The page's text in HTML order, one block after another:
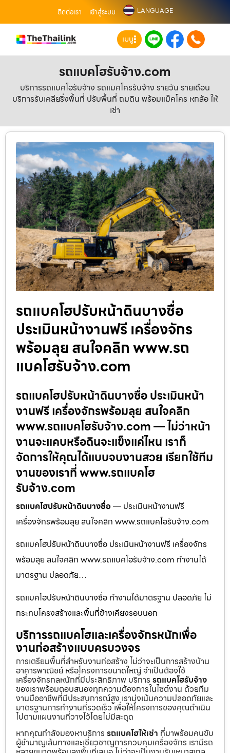
ติดต่อเรา เข้าสู่ระบบ LANGUAGE
เมนู
รถแบคโฮรับจ้าง.com
บริการรถแบคโฮรับจ้าง รถแมคโครรับจ้าง รายวัน รายเดือน
บริการรับเคลียริ่งพื้นที่ ปรับพื้นที่ ถมดิน พร้อมแม็คโคร หกล้อ ให้
เช่า
รถแบคโฮปรับหน้าดินบางซื่อ
ประเมินหน้างานฟรี เครื่องจักร
พร้อมลุย สนใจคลิก www.รถ
แบคโฮรับจ้าง.com
รถแบคโฮปรับหน้าดินบางซื่อ ประเมินหน้า
งานฟรี เครื่องจักรพร้อมลุย สนใจคลิก
www.รถแบคโฮรับจ้าง.com — ไม่ว่าหน้า
งานจะแคบหรือดินจะแข็งแค่ไหน เราก็
จัดการให้คุณได้แบบจบงานสวย เรียกใช้ทีม
งานของเราที่ www.รถแบคโฮ
รับจ้าง.com
รถแบคโฮปรับหน้าดินบางซื่อ— ประเมินหน้างานฟรี
เครื่องจักรพร้อมลุย สนใจคลิก www.รถแบคโฮรับจ้าง.com
รถแบคโฮปรับหน้าดินบางซื่อ ประเมินหน้างานฟรี เครื่องจักร
พร้อมลุย สนใจคลิก www.รถแบคโฮรับจ้าง.com ทำงานได้
มาตรฐาน ปลอดภัย…
รถแบคโฮปรับหน้าดินบางซื่อ ทำงานได้มาตรฐาน ปลอดภัย ไม่
กระทบโครงสร้างและพื้นที่ข้างเคียงรอบนอก
บริการรถแบคโฮและเครื่องจักรหนักเพื่อ
งานก่อสร้างแบบครบวงจร
การเตรียมพื้นที่สำหรับงานก่อสร้าง ไม่ว่าจะเป็นการสร้างบ้าน
อาคารพาณิชย์ หรือโครงการขนาดใหญ่ จำเป็นต้องใช้
เครื่องจักรกลหนักที่มีประสิทธิภาพ บริการ รถแบคโฮรับจ้าง
ของเราพร้อมตอบสนองทุกความต้องการในไซต์งาน ด้วยทีม
งานมืออาชีพที่มีประสบการณ์สูง เรามุ่งเน้นความปลอดภัยและ
มาตรฐานการทำงานที่รวดเร็ว เพื่อให้โครงการของคุณดำเนิน
ไปตามแผนงานที่วางไว้โดยไม่มีสะดุด
หากคุณกำลังมองหาบริการ รถแบคโฮให้เช่า ที่มาพร้อมคนขับ
ผู้ชำนาญเส้นทางและเชี่ยวชาญการควบคุมเครื่องจักร เรามีรถ